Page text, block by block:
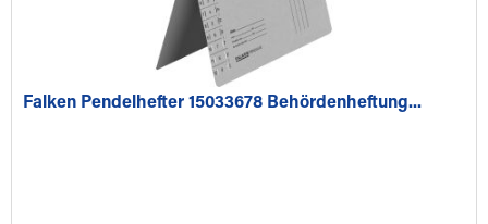
Falken Pendelhefter 15033678 Behördenheftung...